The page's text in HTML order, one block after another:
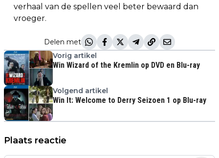
verhaal van de spellen veel beter bewaard dan
vroeger.
Delen met
Vorig artikel
Win Wizard of the Kremlin op DVD en Blu-ray
Volgend artikel
Win It: Welcome to Derry Seizoen 1 op Blu-ray
Plaats reactie